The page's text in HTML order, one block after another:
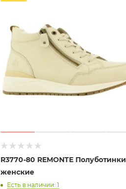
R3770-80 REMONTE Полуботинки
женские
Есть в наличии: 1